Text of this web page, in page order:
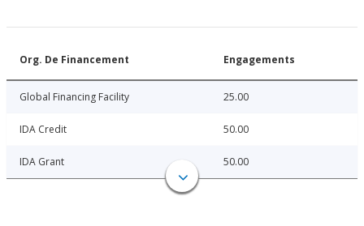
Org. De Financement Engagements
Global Financing Facility 25.00
IDA Credit 50.00
IDA Grant 50.00